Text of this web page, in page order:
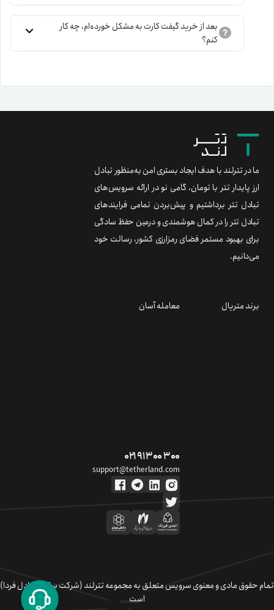
بعد از خرید گیفت کارت به مشکل خورده‌ام، چه کار
کنم؟
ما در تترلند با هدف ایجاد بستری امن به‌منظور تبادل
ارز پایدار تتر با تومان، گامی نو در ارائه سرویس‌های
تبادل تتر برداشتیم و پیش‌بردن تمامی فرایندهای
تبادل تتر را در کمال هوشمندی و درعین حفظ سادگی
برای بهبود مستمر فضای رمزارزی کشور، رسالت خود
می‌دانیم.
برند متریال معامله آسان
۰۲۱ ۹۱ ۳۰۰ ۳۰۰
support@tetherland.com
تمام حقوق مادی و معنوی سرویس متعلق به مجموعه تترلند (شرکت سکوی تبادل فردا)
است